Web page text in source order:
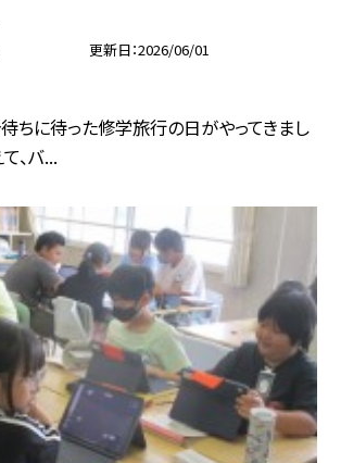
更新日 2026/06/01
ちに待った修学旅行の日がやってきまし
、バ...